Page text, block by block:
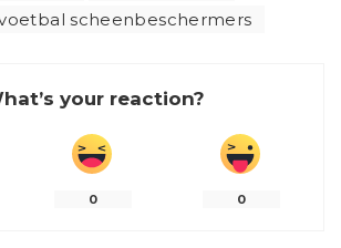
scheenbeschermers
your reaction?
0 0